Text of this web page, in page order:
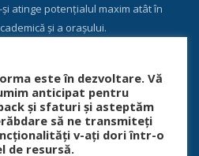
atinge potențialul maxim atât în
și a orașului.
LA ORADEA
este în dezvoltare. Vă
anticipat pentru
și sfaturi și asteptăm
să ne transmiteți
v-ați dori într-o
de resursă.